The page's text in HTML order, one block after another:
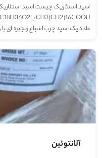
ماده یک اسید چرب اشباع زنجیره ای با ۱۸ کربن می باشد که به عنوان شایع ترین…
آلانتوئین